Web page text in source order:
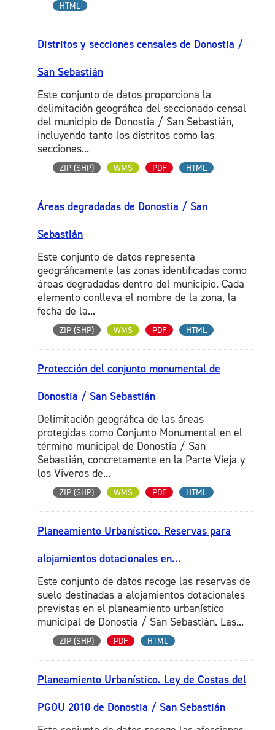
HTML
Distritos y secciones censales de Donostia /
San Sebastián
Este conjunto de datos proporciona la
delimitación geográfica del seccionado censal
del municipio de Donostia / San Sebastián,
incluyendo tanto los distritos como las
secciones...
ZIP (SHP) WMS PDF HTML
Áreas degradadas de Donostia / San
Sebastián
Este conjunto de datos representa
geográficamente las zonas identificadas como
áreas degradadas dentro del municipio. Cada
elemento conlleva el nombre de la zona, la
fecha de la...
ZIP (SHP) WMS PDF HTML
Protección del conjunto monumental de
Donostia / San Sebastián
Delimitación geográfica de las áreas
protegidas como Conjunto Monumental en el
término municipal de Donostia / San
Sebastián, concretamente en la Parte Vieja y
los Viveros de...
ZIP (SHP) WMS PDF HTML
Planeamiento Urbanístico. Reservas para
alojamientos dotacionales en...
Este conjunto de datos recoge las reservas de
suelo destinadas a alojamientos dotacionales
previstas en el planeamiento urbanístico
municipal de Donostia / San Sebastián. Las...
ZIP (SHP) PDF HTML
Planeamiento Urbanístico. Ley de Costas del
PGOU 2010 de Donostia / San Sebastián